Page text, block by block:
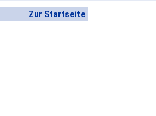
Zur Startseite